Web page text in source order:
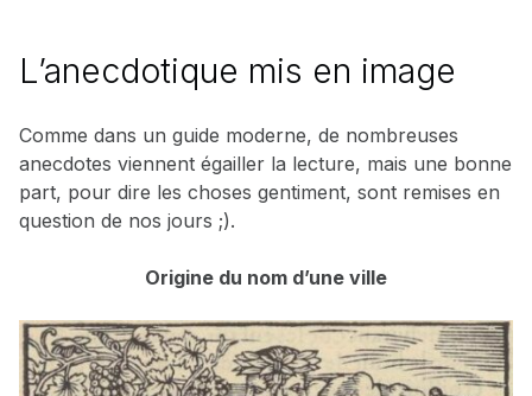
L’anecdotique mis en image
Comme dans un guide moderne, de nombreuses
anecdotes viennent égailler la lecture, mais une bonne
part, pour dire les choses gentiment, sont remises en
question de nos jours ;).
Origine du nom d’une ville